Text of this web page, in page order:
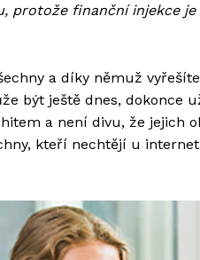
protože finanční injekce
a díky němuž
být ještě dnes, dokonce
a není divu, že jejich
kteří nechtějí u